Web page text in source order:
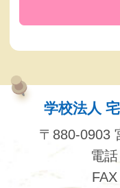
学校法人
〒880-0903
電話